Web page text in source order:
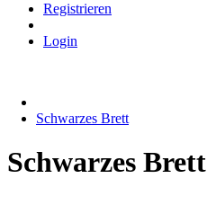
Registrieren
Login
Schwarzes Brett
Schwarzes Brett